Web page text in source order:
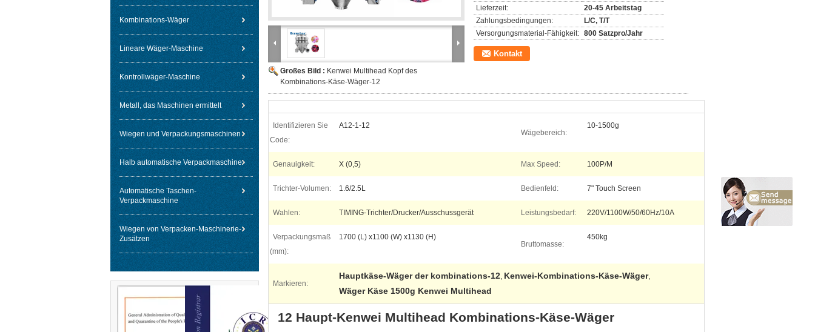
Kombinations-Wäger
Lineare Wäger-Maschine
Kontrollwäger-Maschine
Metall, das Maschinen ermittelt
Wiegen und Verpackungsmaschinen
Halb automatische Verpackmaschine
Automatische Taschen-
Verpackmaschine
Wiegen von Verpacken-Maschinerie-
Zusätzen
Großes Bild : Kenwei Multihead Kopf des
Kombinations-Käse-Wäger-12
Lieferzeit:
20-45 Arbeitstag
Zahlungsbedingungen:
L/C, T/T
Versorgungsmaterial-Fähigkeit: 800 Satzpro/Jahr
Kontakt
Identifizieren Sie
Code:
A12-1-12
Wägebereich:
10-1500g
Genauigkeit: X (0,5) Max Speed: 100P/M
Trichter-Volumen: 1.6/2.5L Bedienfeld: 7" Touch Screen
Wahlen: TIMING-Trichter/Drucker/Ausschussgerät Leistungsbedarf: 220V/1100W/50/60Hz/10A
Verpackungsmaß
(mm):
1700 (L) x1100 (W) x1130 (H)
Bruttomasse:
450kg
Markieren:
Hauptkäse-Wäger der kombinations-12, Kenwei-Kombinations-Käse-Wäger,
Wäger Käse 1500g Kenwei Multihead
12 Haupt-Kenwei Multihead Kombinations-Käse-Wäger